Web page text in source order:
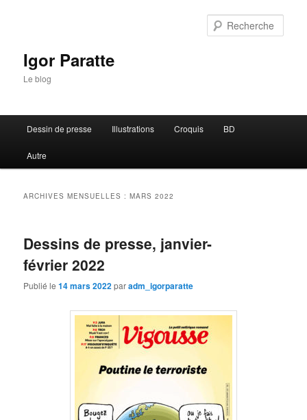
Igor Paratte
Le blog
Aller au contenu principal
Aller au contenu secondaire
Dessin de presse Illustrations Croquis BD
Autre
ARCHIVES MENSUELLES :MARS 2022
Dessins de presse, janvier-
février 2022
Publié le14 mars 2022paradm_igorparatte